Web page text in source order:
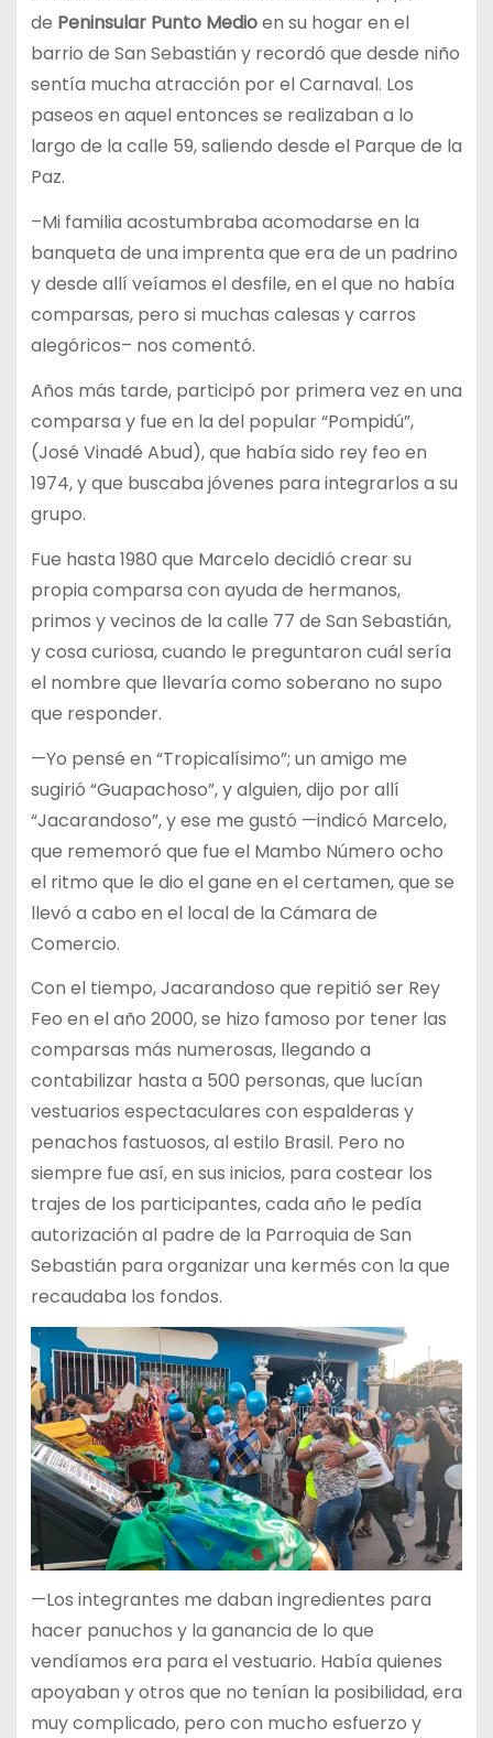
de Peninsular Punto Medioen su hogar en el
barrio de San Sebastián y recordó que desde niño
sentía mucha atracción por el Carnaval. Los
paseos en aquel entonces se realizaban a lo
largo de la calle 59, saliendo desde el Parque de la
Paz.
–Mi familia acostumbraba acomodarse en la
banqueta de una imprenta que era de un padrino
y desde allí veíamos el desfile, en el que no había
comparsas, pero si muchas calesas y carros
alegóricos– nos comentó.
Años más tarde, participó por primera vez en una
comparsa y fue en la del popular “Pompidú”,
(José Vinadé Abud), que había sido rey feo en
1974, y que buscaba jóvenes para integrarlos a su
grupo.
Fue hasta 1980 que Marcelo decidió crear su
propia comparsa con ayuda de hermanos,
primos y vecinos de la calle 77 de San Sebastián,
y cosa curiosa, cuando le preguntaron cuál sería
el nombre que llevaría como soberano no supo
que responder.
—Yo pensé en “Tropicalísimo”; un amigo me
sugirió “Guapachoso”, y alguien, dijo por allí
“Jacarandoso”, y ese me gustó —indicó Marcelo,
que rememoró que fue el Mambo Número ocho
el ritmo que le dio el gane en el certamen, que se
llevó a cabo en el local de la Cámara de
Comercio.
Con el tiempo, Jacarandoso que repitió ser Rey
Feo en el año 2000, se hizo famoso por tener las
comparsas más numerosas, llegando a
contabilizar hasta a 500 personas, que lucían
vestuarios espectaculares con espalderas y
penachos fastuosos, al estilo Brasil. Pero no
siempre fue así, en sus inicios, para costear los
trajes de los participantes, cada año le pedía
autorización al padre de la Parroquia de San
Sebastián para organizar una kermés con la que
recaudaba los fondos.
—Los integrantes me daban ingredientes para
hacer panuchos y la ganancia de lo que
vendíamos era para el vestuario. Había quienes
apoyaban y otros que no tenían la posibilidad, era
muy complicado, pero con mucho esfuerzo y